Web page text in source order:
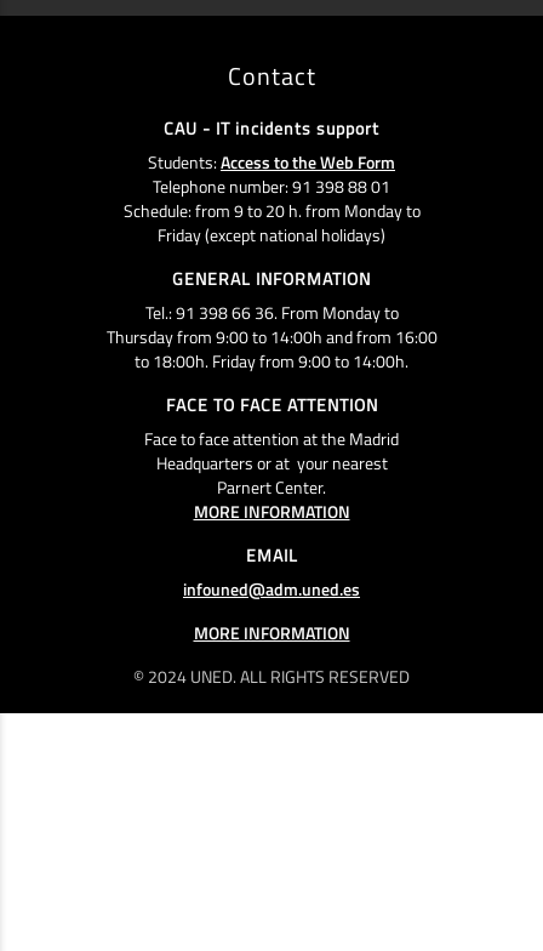
© 2024 UNED. ALL RIGHTS RESERVED
Contact
CAU - IT incidents support
Students:Access to the Web Form
Telephone number: 91 398 88 01
Schedule: from 9 to 20 h. from Monday to
Friday (except national holidays)
GENERAL INFORMATION
Tel.: 91 398 66 36. From Monday to
Thursday from 9:00 to 14:00h and from 16:00
to 18:00h. Friday from 9:00 to 14:00h.
FACE TO FACE ATTENTION
Face to face attention at the Madrid
Headquarters or at your nearest
Parnert Center.
MORE INFORMATION
EMAIL
infouned@adm.uned.es
MORE INFORMATION